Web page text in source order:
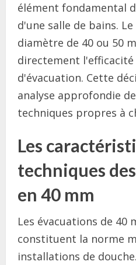
élément fondamental
d'une salle de bains.
diamètre de 40 ou 50
directement l'efficacité
d'évacuation. Cette
analyse approfondie
techniques propres à
Les
techniques
en 40 mm
Les évacuations de 40
constituent la norme
installations de